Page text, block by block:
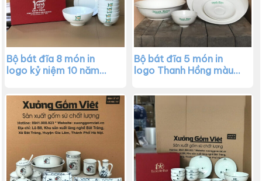
Bộ bát đĩa 8 món in
logo kỷ niệm 10 năm
gà màu trắng XG-BD10
Bộ bát đĩa 5 món in
logo Thanh Hồng màu